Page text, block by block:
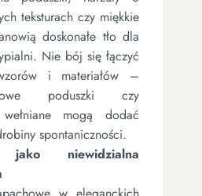
teksturach czy miękkie
doskonałe tło dla
Nie bój się łączyć
i materiałów –
poduszki czy
mogą dodać
spontaniczności.
jako niewidzialna